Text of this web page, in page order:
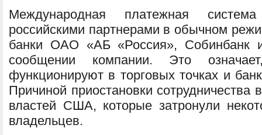
Международная платежная
российскими партнерами в обычном
банки ОАО «АБ «Россия», Собинбанк
сообщении компании. Это
функционируют в торговых точках и
Причиной приостановки
властей США, которые затронули
владельцев.